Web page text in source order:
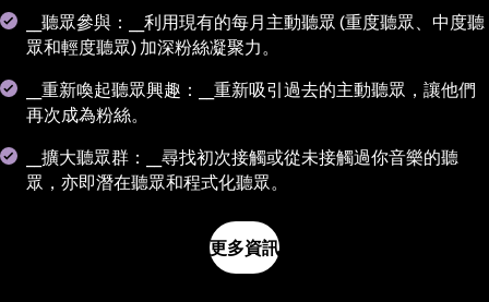
__聽眾參與：__利用現有的每月主動聽眾 (重度聽眾、中度聽
眾和輕度聽眾) 加深粉絲凝聚力。
__重新喚起聽眾興趣：__重新吸引過去的主動聽眾，讓他們
再次成為粉絲。
__擴大聽眾群：__尋找初次接觸或從未接觸過你音樂的聽
眾，亦即潛在聽眾和程式化聽眾。
更多資訊